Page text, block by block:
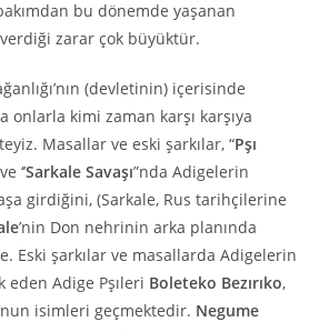
bu dönemde yaşanan
zarar çok büyüktür.
(devletinin) içerisinde
onlarla kimi zaman karşı karşıya
Masallar ve eski şarkılar, “Pşı
‘’Sarkale Savaşı”nda Adigelerin
girdiğini, (Sarkale, Rus tarihçilerine
’nin Don nehrinin arka planında
Eski şarkılar ve masallarda Adigelerin
Adige Pşıleri Boleteko Bezırıko,
isimleri geçmektedir. Negume